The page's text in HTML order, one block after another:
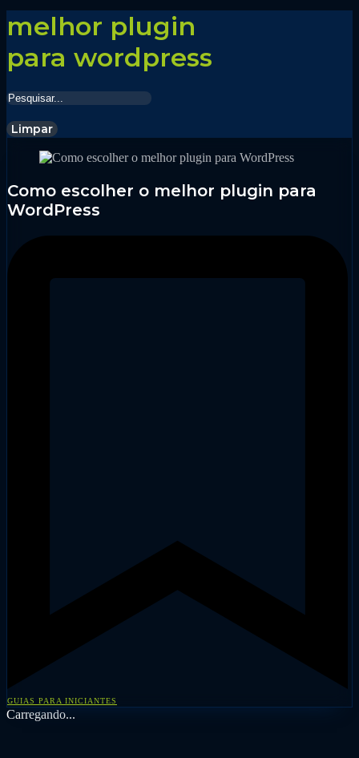
melhor plugin
para wordpress
Limpar
Como escolher o melhor plugin para
WordPress
GUIAS PARA INICIANTES
Carregando...